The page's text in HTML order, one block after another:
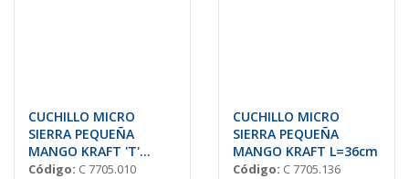
CUCHILLO MICRO
SIERRA PEQUEÑA
MANGO KRAFT 'T'
L=26cm
Código: C 7705.010
CUCHILLO MICRO
SIERRA PEQUEÑA
MANGO KRAFT L=36cm
Código: C 7705.136